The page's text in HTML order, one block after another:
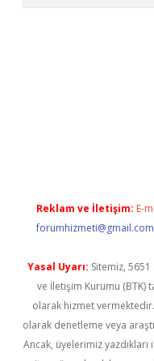
Reklam ve İletişim: E-
forumhizmeti@gmail.com
Yasal Uyarı: Sitemiz, 5651
ve İletişim Kurumu (BTK)
olarak hizmet
olarak denetleme veya
Ancak, üyelerimiz